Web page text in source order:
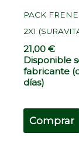
PACK
2X1
21,00€
Disponible
fabricante
días)
Comprar